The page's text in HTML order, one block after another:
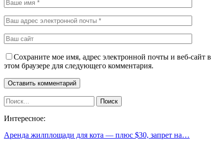
Сохраните мое имя, адрес электронной почты и веб-сайт в
этом браузере для следующего комментария.
Интересное:
Аренда жилплощади для кота — плюс $30, запрет на…